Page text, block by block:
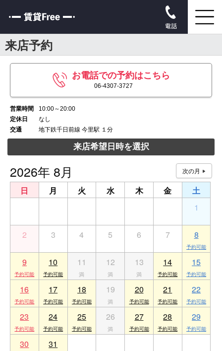
電話
来店予約
お電話での予約はこちら
06-4307-3727
営業時間
10:00～20:00
定休日
なし
交通
地下鉄千日前線 今里駅 １分
来店希望日時を選択
2026年 8月
日 月 火 水 木 金
土
1
2 3 4 5 6 7 8
9 10 11 12 13 14 15
16 17 18 19 20 21 22
23 24 25 26 27 28 29
30 31